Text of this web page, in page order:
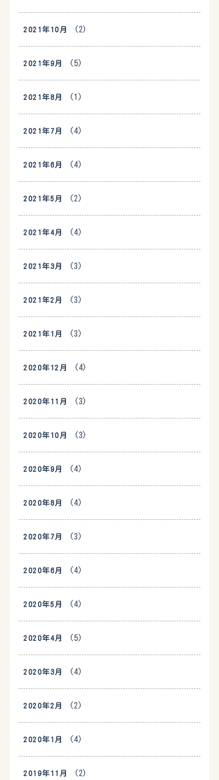
2021年10月 (2)
2021年9月 (5)
2021年8月 (1)
2021年7月 (4)
2021年6月 (4)
2021年5月 (2)
2021年4月 (4)
2021年3月 (3)
2021年2月 (3)
2021年1月 (3)
2020年12月 (4)
2020年11月 (3)
2020年10月 (3)
2020年9月 (4)
2020年8月 (4)
2020年7月 (3)
2020年6月 (4)
2020年5月 (4)
2020年4月 (5)
2020年3月 (4)
2020年2月 (2)
2020年1月 (4)
2019年11月 (2)